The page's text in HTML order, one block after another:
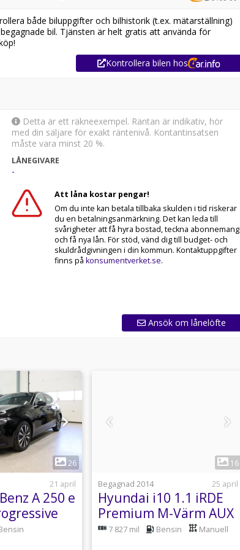
både biluppgifter och bilhistorik (t.ex. mätarställning)
bil. Tjänsten är helt gratis att använda för
Kontrollera bilen hos
Detta är ett räkneexempel. Räntan är indikativ, hör
med din säljare för exakt räntenivå. Kontantinsatsen
måste vara minst 20 %.
LÅNEGIVARE
-
Att låna kostar pengar!
Om du inte kan betala tillbaka skulden i tid riskerar
du en betalningsanmärkning. Det kan leda till
svårigheter att få hyra bostad, teckna abonnemang
och få nya lån. För stöd, vänd dig till budget- och
skuldrådgivningen i din kommun. Kontaktuppgifter
finns på konsumentverket.se.
Ansök om lånelöfte
26
21 april
A 250 e
16
Begagnad 2014
25 april
Hyundai i10 1.1 iRDE
Premium M-Värm AUX
69hk
7 827 mil Bensin Manuell